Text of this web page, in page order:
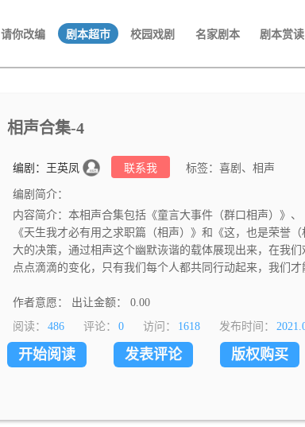
请你改编 剧本超市 校园戏剧 名家剧本 剧本赏读
相声合集-4
编剧：王英凤 联系我 标签：喜剧、相声
编剧简介：
内容简介：本相声合集包括《童言大事件（群口相声）》
《天生我才必有用之求职篇（相声）》和《这，也是荣誉
大的决策，通过相声这个幽默诙谐的载体展现出来，在我
点点滴滴的变化，只有我们每个人都共同行动起来，我们
作者意愿： 出让金额： 0.00
阅读：
486 评论： 0 访问： 1618 发布时间：
开始阅读 发表评论 版权购买